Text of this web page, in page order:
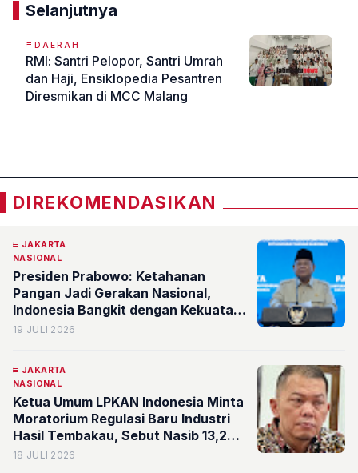
Selanjutnya
DAERAH
RMI: Santri Pelopor, Santri Umrah
dan Haji, Ensiklopedia Pesantren
Diresmikan di MCC Malang
DIREKOMENDASIKAN
JAKARTA
NASIONAL
Presiden Prabowo: Ketahanan
Pangan Jadi Gerakan Nasional,
Indonesia Bangkit dengan Kekuatan
Sendiri
19 JULI 2026
JAKARTA
NASIONAL
Ketua Umum LPKAN Indonesia Minta
Moratorium Regulasi Baru Industri
Hasil Tembakau, Sebut Nasib 13,2
Juta Jiwa dan Rp200 Triliun
18 JULI 2026